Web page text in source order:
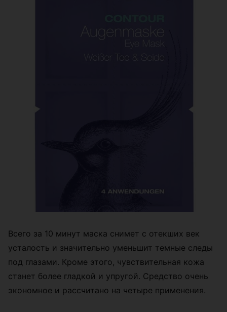
Всего за 10 минут маска снимет с отекших век
усталость и значительно уменьшит темные следы
под глазами. Кроме этого, чувствительная кожа
станет более гладкой и упругой. Средство очень
экономное и рассчитано на четыре применения.